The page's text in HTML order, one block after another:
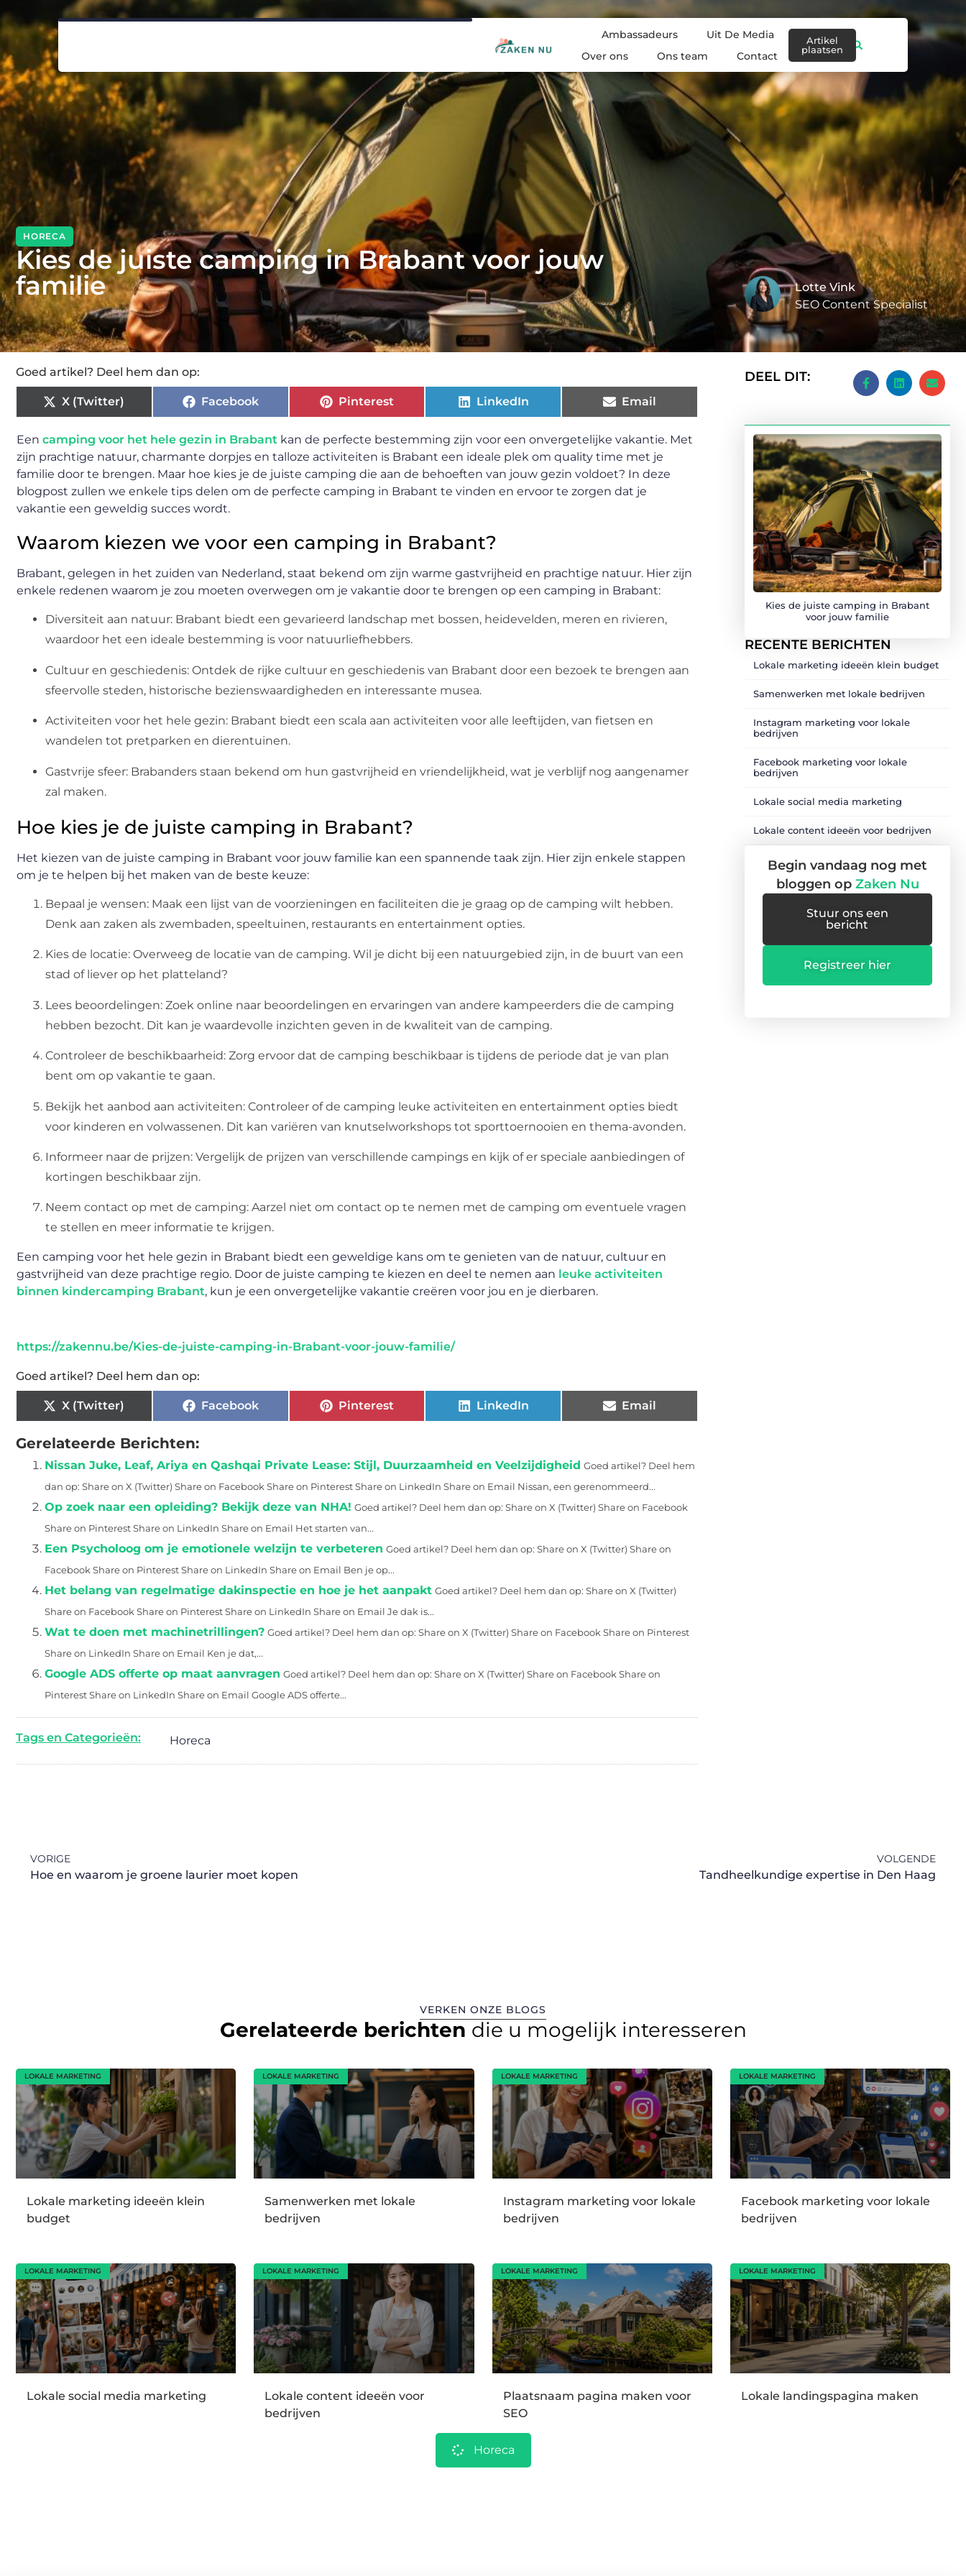
Ambassadeurs
Uit De Media
Over ons
Ons team Contact
Artikel
plaatsen
HORECA
Kies de juiste camping in Brabant voor jouw
familie
Lotte Vink
SEO Content Specialist
Goed artikel? Deel hem dan op:
X (Twitter) Facebook Pinterest LinkedIn Email
Een camping voor het hele gezin in Brabant kan de perfecte bestemming zijn voor een onvergetelijke vakantie. Met
zijn prachtige natuur, charmante dorpjes en talloze activiteiten is Brabant een ideale plek om quality time met je
familie door te brengen. Maar hoe kies je de juiste camping die aan de behoeften van jouw gezin voldoet? In deze
blogpost zullen we enkele tips delen om de perfecte camping in Brabant te vinden en ervoor te zorgen dat je
vakantie een geweldig succes wordt.
Waarom kiezen we voor een camping in Brabant?
Brabant, gelegen in het zuiden van Nederland, staat bekend om zijn warme gastvrijheid en prachtige natuur. Hier zijn
enkele redenen waarom je zou moeten overwegen om je vakantie door te brengen op een camping in Brabant:
Diversiteit aan natuur: Brabant biedt een gevarieerd landschap met bossen, heidevelden, meren en rivieren,
waardoor het een ideale bestemming is voor natuurliefhebbers.
Cultuur en geschiedenis: Ontdek de rijke cultuur en geschiedenis van Brabant door een bezoek te brengen aan
sfeervolle steden, historische bezienswaardigheden en interessante musea.
Activiteiten voor het hele gezin: Brabant biedt een scala aan activiteiten voor alle leeftijden, van fietsen en
wandelen tot pretparken en dierentuinen.
Gastvrije sfeer: Brabanders staan bekend om hun gastvrijheid en vriendelijkheid, wat je verblijf nog aangenamer
zal maken.
Hoe kies je de juiste camping in Brabant?
Het kiezen van de juiste camping in Brabant voor jouw familie kan een spannende taak zijn. Hier zijn enkele stappen
om je te helpen bij het maken van de beste keuze:
Bepaal je wensen: Maak een lijst van de voorzieningen en faciliteiten die je graag op de camping wilt hebben.
Denk aan zaken als zwembaden, speeltuinen, restaurants en entertainment opties.
Kies de locatie: Overweeg de locatie van de camping. Wil je dicht bij een natuurgebied zijn, in de buurt van een
stad of liever op het platteland?
Lees beoordelingen: Zoek online naar beoordelingen en ervaringen van andere kampeerders die de camping
hebben bezocht. Dit kan je waardevolle inzichten geven in de kwaliteit van de camping.
Controleer de beschikbaarheid: Zorg ervoor dat de camping beschikbaar is tijdens de periode dat je van plan
bent om op vakantie te gaan.
Bekijk het aanbod aan activiteiten: Controleer of de camping leuke activiteiten en entertainment opties biedt
voor kinderen en volwassenen. Dit kan variëren van knutselworkshops tot sporttoernooien en thema-avonden.
Informeer naar de prijzen: Vergelijk de prijzen van verschillende campings en kijk of er speciale aanbiedingen of
kortingen beschikbaar zijn.
Neem contact op met de camping: Aarzel niet om contact op te nemen met de camping om eventuele vragen
te stellen en meer informatie te krijgen.
Een camping voor het hele gezin in Brabant biedt een geweldige kans om te genieten van de natuur, cultuur en
gastvrijheid van deze prachtige regio. Door de juiste camping te kiezen en deel te nemen aan leuke activiteiten
binnen kindercamping Brabant, kun je een onvergetelijke vakantie creëren voor jou en je dierbaren.
https://zakennu.be/Kies-de-juiste-camping-in-Brabant-voor-jouw-familie/
Goed artikel? Deel hem dan op:
X (Twitter) Facebook Pinterest LinkedIn Email
Gerelateerde Berichten:
Nissan Juke, Leaf, Ariya en Qashqai Private Lease: Stijl, Duurzaamheid en Veelzijdigheid Goed artikel? Deel hem
dan op: Share on X (Twitter) Share on Facebook Share on Pinterest Share on LinkedIn Share on Email Nissan, een gerenommeerd...
Op zoek naar een opleiding? Bekijk deze van NHA! Goed artikel? Deel hem dan op: Share on X (Twitter) Share on Facebook
Share on Pinterest Share on LinkedIn Share on Email Het starten van...
Een Psycholoog om je emotionele welzijn te verbeteren Goed artikel? Deel hem dan op: Share on X (Twitter) Share on
Facebook Share on Pinterest Share on LinkedIn Share on Email Ben je op...
Het belang van regelmatige dakinspectie en hoe je het aanpakt Goed artikel? Deel hem dan op: Share on X (Twitter)
Share on Facebook Share on Pinterest Share on LinkedIn Share on Email Je dak is...
Wat te doen met machinetrillingen? Goed artikel? Deel hem dan op: Share on X (Twitter) Share on Facebook Share on Pinterest
Share on LinkedIn Share on Email Ken je dat,...
Google ADS offerte op maat aanvragen Goed artikel? Deel hem dan op: Share on X (Twitter) Share on Facebook Share on
Pinterest Share on LinkedIn Share on Email Google ADS offerte...
Tags en Categorieën: Horeca
DEEL DIT:
Kies de juiste camping in Brabant
voor jouw familie
RECENTE BERICHTEN
Lokale marketing ideeën klein budget
Samenwerken met lokale bedrijven
Instagram marketing voor lokale
bedrijven
Facebook marketing voor lokale
bedrijven
Lokale social media marketing
Lokale content ideeën voor bedrijven
Begin vandaag nog met
bloggen op Zaken Nu
Stuur ons een
bericht
Registreer hier
VORIGE
Hoe en waarom je groene laurier moet kopen
VOLGENDE
Tandheelkundige expertise in Den Haag
VERKEN ONZE BLOGS
Gerelateerde berichten die u mogelijk interesseren
LOKALE MARKETING
Lokale marketing ideeën klein
budget
LOKALE MARKETING
Samenwerken met lokale
bedrijven
LOKALE MARKETING
Instagram marketing voor lokale
bedrijven
LOKALE MARKETING
Facebook marketing voor lokale
bedrijven
LOKALE MARKETING
Lokale social media marketing
LOKALE MARKETING
Lokale content ideeën voor
bedrijven
LOKALE MARKETING
Plaatsnaam pagina maken voor
SEO
LOKALE MARKETING
Lokale landingspagina maken
Horeca